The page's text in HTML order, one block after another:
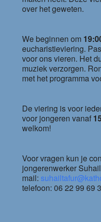
over het geweten.
We beginnen om
eucharistieviering.
voor ons vieren. Het
muziek verzorgen.
met het programma
De viering is voor
voor jongeren vanaf
welkom!
Voor vragen kun je
jongerenwerker
mail:
telefoon: 06 22 99 69